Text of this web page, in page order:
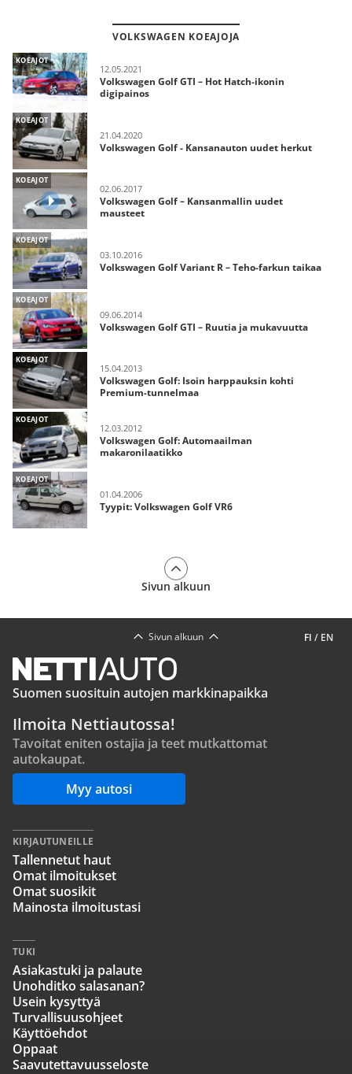
VOLKSWAGEN KOEAJOJA
KOEAJOT
12.05.2021
Volkswagen Golf GTI – Hot Hatch-ikonin
digipainos
KOEAJOT
21.04.2020
Volkswagen Golf - Kansanauton uudet herkut
KOEAJOT
02.06.2017
Volkswagen Golf – Kansanmallin uudet
mausteet
KOEAJOT
03.10.2016
Volkswagen Golf Variant R – Teho-farkun taikaa
KOEAJOT
09.06.2014
Volkswagen Golf GTI – Ruutia ja mukavuutta
KOEAJOT
15.04.2013
Volkswagen Golf: Isoin harppauksin kohti
Premium-tunnelmaa
KOEAJOT
12.03.2012
Volkswagen Golf: Automaailman
makaronilaatikko
KOEAJOT
01.04.2006
Tyypit: Volkswagen Golf VR6
Sivun alkuun
FI / EN
Sivun alkuun
Suomen suosituin autojen markkinapaikka
Ilmoita Nettiautossa!
Tavoitat eniten ostajia ja teet mutkattomat
autokaupat.
Myy autosi
KIRJAUTUNEILLE
Tallennetut haut
Omat ilmoitukset
Omat suosikit
Mainosta ilmoitustasi
TUKI
Asiakastuki ja palaute
Unohditko salasanan?
Usein kysyttyä
Turvallisuusohjeet
Käyttöehdot
Oppaat
Saavutettavuusseloste